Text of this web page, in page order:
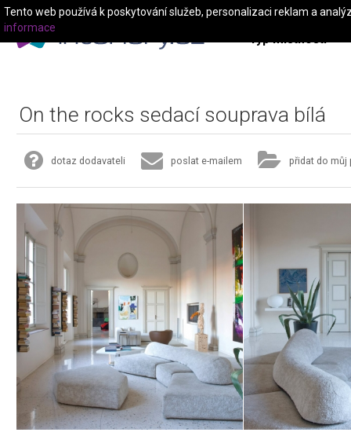
Typ místnosti
On the rocks sedací souprava bílá
dotaz dodavateli poslat e-mailem přidat do můj
Tento web používá k poskytování služeb, personalizaci reklam a
informace